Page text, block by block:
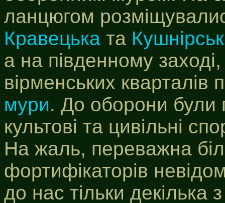
ланцюгом
Кравецька та
а на південному
вірменських кварталів
мури. До оборони були
культові та цивільні
На жаль, переважна
фортифікаторів
до нас тільки декілька